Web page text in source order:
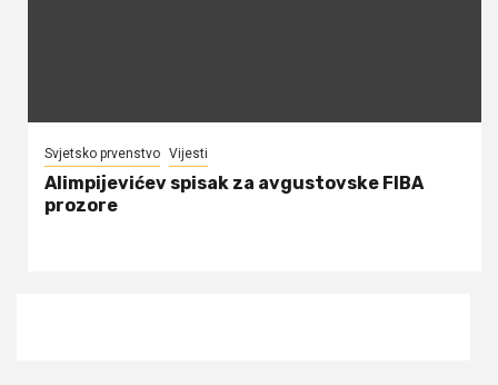
Svjetsko prvenstvo Vijesti
Alimpijevićev spisak za avgustovske FIBA
prozore